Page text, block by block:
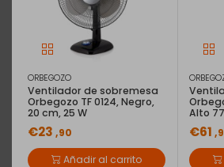
ORBEGOZO
Ventilador de sobremesa
Orbegozo TF 0124, Negro,
20 cm, 25 W
€23 ,90
Añadir al carrito
Alto
€61